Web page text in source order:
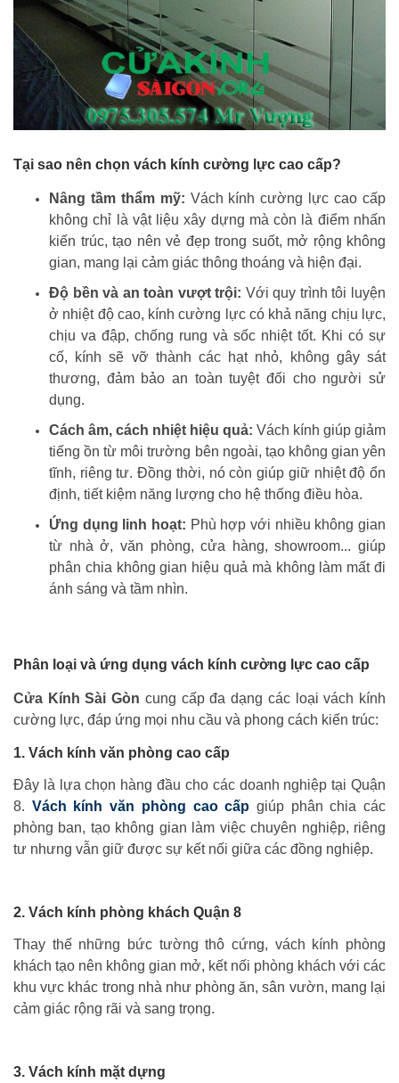
Tại sao nên chọn vách kính cường lực cao cấp?
Nâng tầm thẩm mỹ: Vách kính cường lực cao cấp
không chỉ là vật liệu xây dựng mà còn là điểm nhấn
kiến trúc, tạo nên vẻ đẹp trong suốt, mở rộng không
gian, mang lại cảm giác thông thoáng và hiện đại.
Độ bền và an toàn vượt trội: Với quy trình tôi luyện
ở nhiệt độ cao, kính cường lực có khả năng chịu lực,
chịu va đập, chống rung và sốc nhiệt tốt. Khi có sự
cố, kính sẽ vỡ thành các hạt nhỏ, không gây sát
thương, đảm bảo an toàn tuyệt đối cho người sử
dụng.
Cách âm, cách nhiệt hiệu quả: Vách kính giúp giảm
tiếng ồn từ môi trường bên ngoài, tạo không gian yên
tĩnh, riêng tư. Đồng thời, nó còn giúp giữ nhiệt độ ổn
định, tiết kiệm năng lượng cho hệ thống điều hòa.
Ứng dụng linh hoạt: Phù hợp với nhiều không gian
từ nhà ở, văn phòng, cửa hàng, showroom... giúp
phân chia không gian hiệu quả mà không làm mất đi
ánh sáng và tầm nhìn.
Phân loại và ứng dụng vách kính cường lực cao cấp
Cửa Kính Sài Gòn cung cấp đa dạng các loại vách kính
cường lực, đáp ứng mọi nhu cầu và phong cách kiến trúc:
1. Vách kính văn phòng cao cấp
Đây là lựa chọn hàng đầu cho các doanh nghiệp tại Quận
8. Vách kính văn phòng cao cấp giúp phân chia các
phòng ban, tạo không gian làm việc chuyên nghiệp, riêng
tư nhưng vẫn giữ được sự kết nối giữa các đồng nghiệp.
2. Vách kính phòng khách Quận 8
Thay thế những bức tường thô cứng, vách kính phòng
khách tạo nên không gian mở, kết nối phòng khách với các
khu vực khác trong nhà như phòng ăn, sân vườn, mang lại
cảm giác rộng rãi và sang trọng.
3. Vách kính mặt dựng